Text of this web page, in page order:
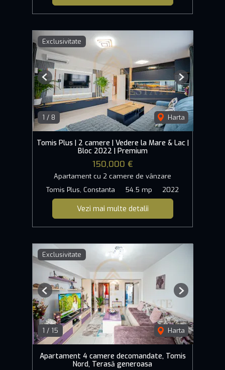
Exclusivitate
1 / 8 Harta
Previous Next
Tomis Plus | 2 camere | Vedere la Mare & Lac |
Bloc 2022 | Premium
150,000 €
Apartament cu 2 camere de vânzare
Tomis Plus, Constanta
54.5 mp 2022
Vezi mai multe detalii
Exclusivitate
1 / 15 Harta
Previous Next
Apartament 4 camere decomandate, Tomis
Nord, Terasă generoasa